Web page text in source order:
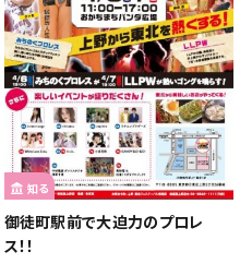
知る
御徒町駅前で大迫力のプロレ
ス！！